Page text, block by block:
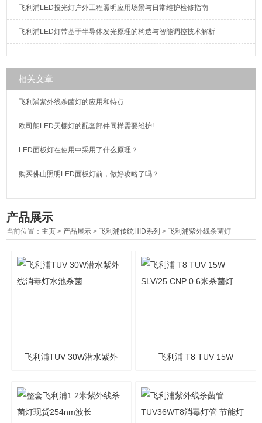
飞利浦LED投光灯户外工程照明应用场景与日常维护检修指南
飞利浦LED灯带基于半导体发光原理的构造与智能调控技术解析
相关文章
飞利浦紫外线杀菌灯的应用和特点
欧司朗LED天棚灯的配套部件同样需要维护!
LED面板灯在使用中采用了什么原理？
购买佛山照明LED面板灯前，做好攻略了吗？
产品展示
当前位置： 主页 > 产品展示 >飞利浦传统HID系列 >飞利浦紫外线杀菌灯
飞利浦TUV 30W潜水紫外 飞利浦 T8 TUV 15W